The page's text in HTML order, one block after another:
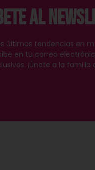
al
últimas tendencias en
en tu correo
¡Únete a la familia